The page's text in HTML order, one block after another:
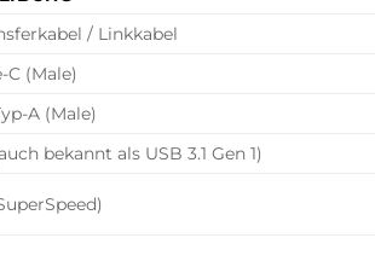
/ Linkkabel
C (Male)
A (Male)
bekannt als USB 3.1 Gen 1)